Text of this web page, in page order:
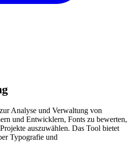
Analyse und Verwaltung von
und Entwicklern, Fonts zu bewerten,
auszuwählen. Das Tool bietet
Typografie und